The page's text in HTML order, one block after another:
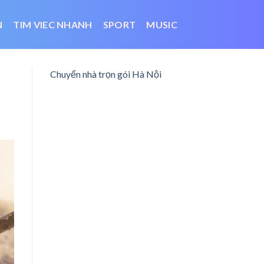
TIM VIEC NHANH SPORT MUSIC
Chuyển nhà trọn gói Hà Nội